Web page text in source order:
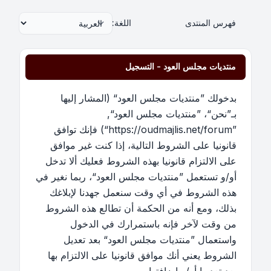
فهرس المنتدى اللغة:
منتديات مجلس العود - التسجيل
بدخولك ”منتديات مجلس العود“ (المشار إليها
بـ”نحن“، ”منتديات مجلس العود“,
”https://oudmajlis.net/forum“) فإنك توافق
قانونيا على الشروط التالية، إذا كنت غير موافق
على الالتزام قانونيا بهذه الشروط فعليك ألا تدخل
أو/و تستعمل ”منتديات مجلس العود“، ربما نغير في
هذه الشروط في أي وقت سنعمل جهدنا لإبلاغك
بذلك، ومع أنه من الحكمة أن تطالع هذه الشروط
من وقت لآخر فإنه باستمرارك في الدخول
واستعمال ”منتديات مجلس العود“ بعد تعديل
الشروط يعني أنك موافق قانونيا على الالتزام بها